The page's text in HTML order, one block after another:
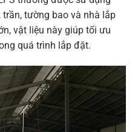
tường bao và nhà lắp
vật liệu này giúp tối ưu
quá trình lắp đặt.